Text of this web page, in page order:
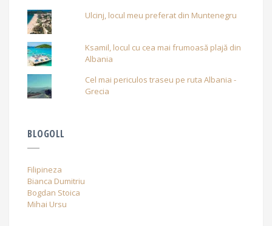
Ulcinj, locul meu preferat din Muntenegru
Ksamil, locul cu cea mai frumoasă plajă din
Albania
Cel mai periculos traseu pe ruta Albania -
Grecia
BLOGOLL
Filipineza
Bianca Dumitriu
Bogdan Stoica
Mihai Ursu